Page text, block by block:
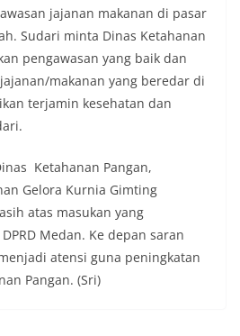
berbagai kegiatan dan
adanya deteksi dini ini,
gangguan keamanan dapat
awal sehingga situasi di
tetap terjaga aman, tertib,
puncak perayaan HUT
berlangsung.‎‎Wujud Kedekatan
sambang Door
Polri Presisi yang
kehadiran dan kedekatan
dengan masyarakat. Melalui
ini, Bhabinkamtibmas tidak
sebagai penyampai informasi
juga sebagai mitra
menjaga keamanan lingkungan
jajanan makanan di pasar
Sudari minta Dinas Ketahanan
pengawasan yang baik dan
makanan yang beredar di
terjamin kesehatan dan
Ketahanan Pangan,
Gelora Kurnia Gimting
atas masukan yang
Medan. Ke depan saran
atensi guna peningkatan
Pangan. (Sri)